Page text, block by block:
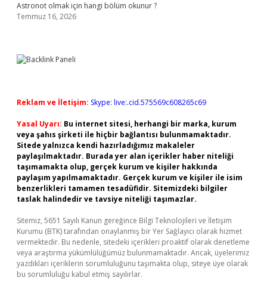
Astronot olmak için hangi bölüm okunur ?
Temmuz 16, 2026
Reklam ve İletişim: Skype: live:.cid.575569c608265c69
Yasal Uyarı: Bu internet sitesi, herhangi bir marka, kurum
veya şahıs şirketi ile hiçbir bağlantısı bulunmamaktadır.
Sitede yalnızca kendi hazırladığımız makaleler
paylaşılmaktadır. Burada yer alan içerikler haber niteliği
taşımamakta olup, gerçek kurum ve kişiler hakkında
paylaşım yapılmamaktadır. Gerçek kurum ve kişiler ile isim
benzerlikleri tamamen tesadüfidir. Sitemizdeki bilgiler
taslak halindedir ve tavsiye niteliği taşımazlar.
Sitemiz, 5651 Sayılı Kanun gereğince Bilgi Teknolojileri ve İletişim
Kurumu (BTK) tarafından onaylanmış bir Yer Sağlayıcı olarak hizmet
vermektedir. Bu nedenle, sitedeki içerikleri proaktif olarak denetleme
veya araştırma yükümlülüğümüz bulunmamaktadır. Ancak, üyelerimiz
yazdıkları içeriklerin sorumluluğunu taşımakta olup, siteye üye olarak
bu sorumluluğu kabul etmiş sayılırlar.